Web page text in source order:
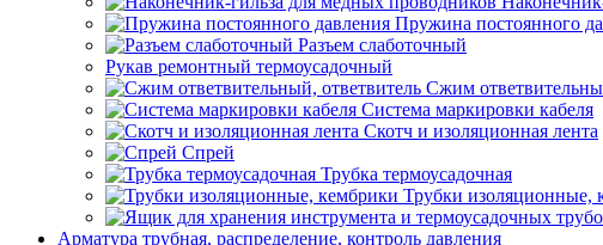
Пружина постоянного
Разъем слаботочный
Рукав ремонтный термоусадочный
Сжим
Система маркировки кабеля
Скотч и изоляционная лента
Спрей
Трубка термоусадочная
Трубки изоляционные,
Арматура трубная, распределение, контроль давления